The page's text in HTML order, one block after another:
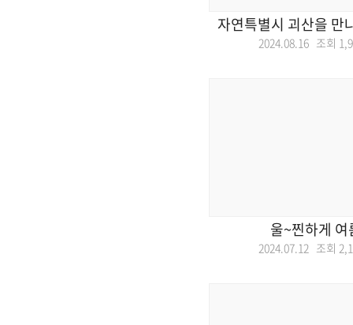
자연특별시 괴산을 만
2024.08.16 조회
울~찐하게
2024.07.12 조회